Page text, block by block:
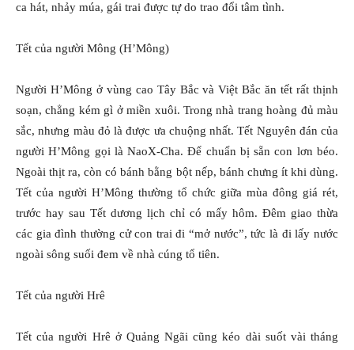
ca hát, nhảy múa, gái trai được tự do trao đổi tâm tình.
Tết của người Mông (H’Mông)
Người H’Mông ở vùng cao Tây Bắc và Việt Bắc ăn tết rất thịnh
soạn, chẳng kém gì ở miền xuôi. Trong nhà trang hoàng đủ màu
sắc, nhưng màu đỏ là được ưa chuộng nhất. Tết Nguyên đán của
người H’Mông gọi là NaoX-Cha. Ðể chuẩn bị sẵn con lơn béo.
Ngoài thịt ra, còn có bánh bằng bột nếp, bánh chưng ít khi dùng.
Tết của người H’Mông thường tổ chức giữa mùa đông giá rét,
trước hay sau Tết dương lịch chỉ có mấy hôm. Ðêm giao thừa
các gia đình thường cử con trai đi “mở nước”, tức là đi lấy nước
ngoài sông suối đem về nhà cúng tổ tiên.
Tết của người Hrê
Tết của người Hrê ở Quảng Ngãi cũng kéo dài suốt vài tháng